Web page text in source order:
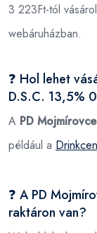
3 223Ft-tól
webáruházban.
❓ Hol lehet
D.S.C. 13,5%
A PD
például a
❓ A PD
raktáron van?